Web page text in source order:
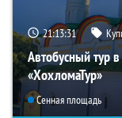
21:13:30
Автобусный тур
«ХохломаТур»
Сенная площадь